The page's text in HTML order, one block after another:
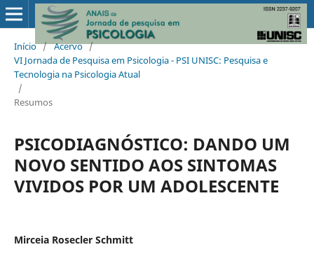
Início / Acervo /
VI Jornada de Pesquisa em Psicologia - PSI UNISC: Pesquisa e
Tecnologia na Psicologia Atual
/
Resumos
PSICODIAGNÓSTICO: DANDO UM
NOVO SENTIDO AOS SINTOMAS
VIVIDOS POR UM ADOLESCENTE
Mirceia Rosecler Schmitt